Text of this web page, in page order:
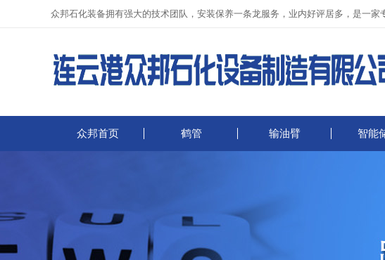
众邦石化装备拥有强大的技术团队，安装保养一条龙服务，业内好评居多，是一家
众邦首页 鹤管 输油臂 智能